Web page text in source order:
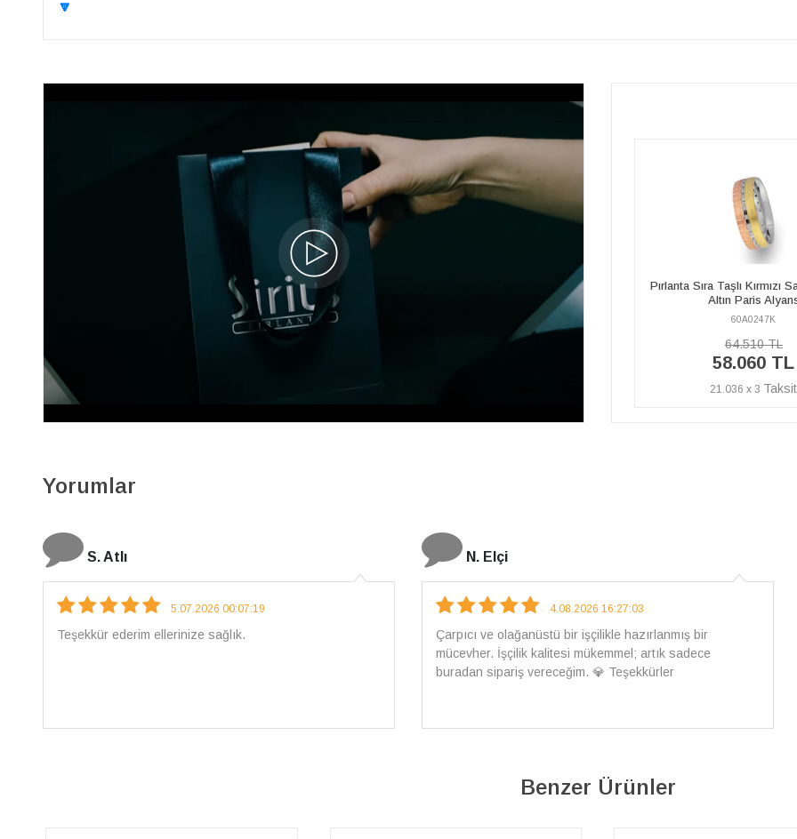
🔽
Kırmızı Sarı ve Beyaz Altın Paris Alyans
60A0247E
Pırlanta Sıra Taşlı Kırmızı Sarı ve Beyaz
64.510 TL
Kırmızı Sarı ve Beyaz Altın
60A0247E
46.160 TL
41.540 TL
15.051 x 3
Yorumlar
N. Elçi
4.08.2026 16:27:03
Çarpıcı ve olağanüstü bir işçilikle hazırlanmış bir
İ. Bozkurt
31.07.2026 12:46:04
Harika tam istediğim gibi geldi kargom ayrıca ilgili
arkadaşlara da teşekkür ederim çok ilgilendiler güvenle
alışveriş yapabilirsiniz ben artık tek Sirius tan ne lazımsa
Benzer Ürünler